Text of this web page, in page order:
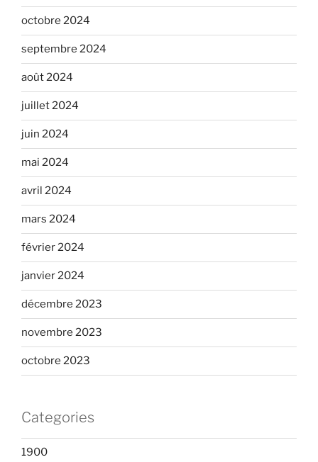
octobre 2024
septembre 2024
août 2024
juillet 2024
juin 2024
mai 2024
avril 2024
mars 2024
février 2024
janvier 2024
décembre 2023
novembre 2023
octobre 2023
Categories
1900